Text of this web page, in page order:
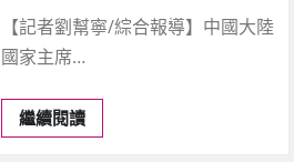
【記者劉幫寧/綜合報導】中國大陸
國家主席…
繼續閱讀